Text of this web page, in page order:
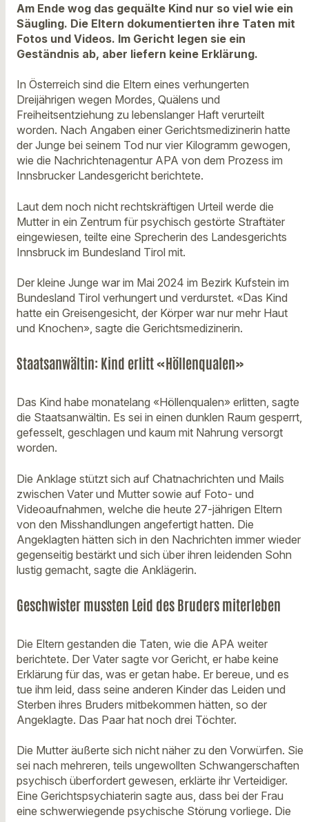
Am Ende wog das gequälte Kind nur so viel wie ein
Säugling. Die Eltern dokumentierten ihre Taten mit
Fotos und Videos. Im Gericht legen sie ein
Geständnis ab, aber liefern keine Erklärung.
In Österreich sind die Eltern eines verhungerten
Dreijährigen wegen Mordes, Quälens und
Freiheitsentziehung zu lebenslanger Haft verurteilt
worden. Nach Angaben einer Gerichtsmedizinerin hatte
der Junge bei seinem Tod nur vier Kilogramm gewogen,
wie die Nachrichtenagentur APA von dem Prozess im
Innsbrucker Landesgericht berichtete.
Laut dem noch nicht rechtskräftigen Urteil werde die
Mutter in ein Zentrum für psychisch gestörte Straftäter
eingewiesen, teilte eine Sprecherin des Landesgerichts
Innsbruck im Bundesland Tirol mit.
Der kleine Junge war im Mai 2024 im Bezirk Kufstein im
Bundesland Tirol verhungert und verdurstet. «Das Kind
hatte ein Greisengesicht, der Körper war nur mehr Haut
und Knochen», sagte die Gerichtsmedizinerin.
Staatsanwältin: Kind erlitt «Höllenqualen»
Das Kind habe monatelang «Höllenqualen» erlitten, sagte
die Staatsanwältin. Es sei in einen dunklen Raum gesperrt,
gefesselt, geschlagen und kaum mit Nahrung versorgt
worden.
Die Anklage stützt sich auf Chatnachrichten und Mails
zwischen Vater und Mutter sowie auf Foto- und
Videoaufnahmen, welche die heute 27-jährigen Eltern
von den Misshandlungen angefertigt hatten. Die
Angeklagten hätten sich in den Nachrichten immer wieder
gegenseitig bestärkt und sich über ihren leidenden Sohn
lustig gemacht, sagte die Anklägerin.
Geschwister mussten Leid des Bruders miterleben
Die Eltern gestanden die Taten, wie die APA weiter
berichtete. Der Vater sagte vor Gericht, er habe keine
Erklärung für das, was er getan habe. Er bereue, und es
tue ihm leid, dass seine anderen Kinder das Leiden und
Sterben ihres Bruders mitbekommen hätten, so der
Angeklagte. Das Paar hat noch drei Töchter.
Die Mutter äußerte sich nicht näher zu den Vorwürfen. Sie
sei nach mehreren, teils ungewollten Schwangerschaften
psychisch überfordert gewesen, erklärte ihr Verteidiger.
Eine Gerichtspsychiaterin sagte aus, dass bei der Frau
eine schwerwiegende psychische Störung vorliege. Die